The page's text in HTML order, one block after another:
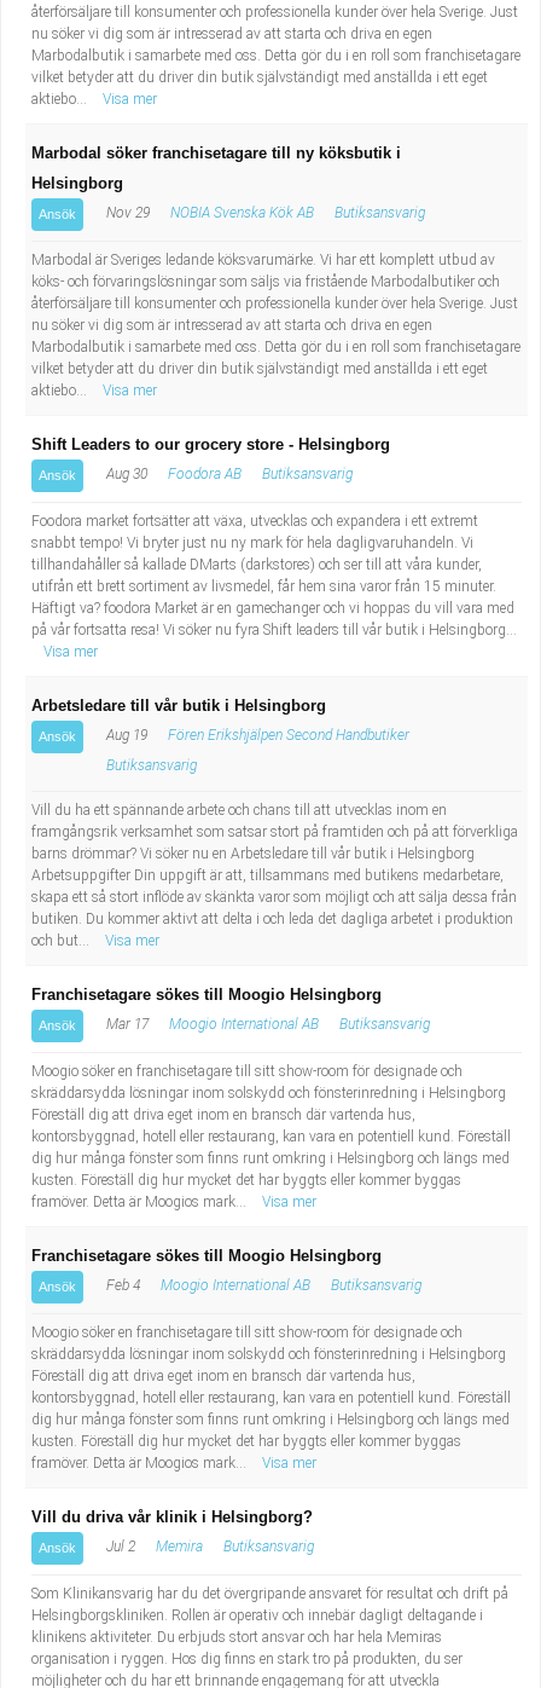
återförsäljare till konsumenter och professionella kunder över hela Sverige. Just
nu söker vi dig som är intresserad av att starta och driva en egen
Marbodalbutik i samarbete med oss. Detta gör du i en roll som franchisetagare
vilket betyder att du driver din butik självständigt med anställda i ett eget
aktiebo...
Visa mer
Marbodal söker franchisetagare till ny köksbutik i
Helsingborg
Ansök Nov 29 NOBIA Svenska Kök AB Butiksansvarig
Marbodal är Sveriges ledande köksvarumärke. Vi har ett komplett utbud av
köks- och förvaringslösningar som säljs via fristående Marbodalbutiker och
återförsäljare till konsumenter och professionella kunder över hela Sverige. Just
nu söker vi dig som är intresserad av att starta och driva en egen
Marbodalbutik i samarbete med oss. Detta gör du i en roll som franchisetagare
vilket betyder att du driver din butik självständigt med anställda i ett eget
aktiebo...
Visa mer
Shift Leaders to our grocery store - Helsingborg
Ansök Aug 30 Foodora AB Butiksansvarig
Foodora market fortsätter att växa, utvecklas och expandera i ett extremt
snabbt tempo! Vi bryter just nu ny mark för hela dagligvaruhandeln. Vi
tillhandahåller så kallade DMarts (darkstores) och ser till att våra kunder,
utifrån ett brett sortiment av livsmedel, får hem sina varor från 15 minuter.
Häftigt va? foodora Market är en gamechanger och vi hoppas du vill vara med
på vår fortsatta resa! Vi söker nu fyra Shift leaders till vår butik i Helsingborg...
Visa mer
Arbetsledare till vår butik i Helsingborg
Ansök Aug 19
Fören Erikshjälpen Second Handbutiker
Butiksansvarig
Vill du ha ett spännande arbete och chans till att utvecklas inom en
framgångsrik verksamhet som satsar stort på framtiden och på att förverkliga
barns drömmar? Vi söker nu en Arbetsledare till vår butik i Helsingborg
Arbetsuppgifter Din uppgift är att, tillsammans med butikens medarbetare,
skapa ett så stort inflöde av skänkta varor som möjligt och att sälja dessa från
butiken. Du kommer aktivt att delta i och leda det dagliga arbetet i produktion
och but...
Visa mer
Franchisetagare sökes till Moogio Helsingborg
Ansök Mar 17 Moogio International AB Butiksansvarig
Moogio söker en franchisetagare till sitt show-room för designade och
skräddarsydda lösningar inom solskydd och fönsterinredning i Helsingborg
Föreställ dig att driva eget inom en bransch där vartenda hus,
kontorsbyggnad, hotell eller restaurang, kan vara en potentiell kund. Föreställ
dig hur många fönster som finns runt omkring i Helsingborg och längs med
kusten. Föreställ dig hur mycket det har byggts eller kommer byggas
framöver. Detta är Moogios mark...
Visa mer
Franchisetagare sökes till Moogio Helsingborg
Ansök Feb 4 Moogio International AB Butiksansvarig
Moogio söker en franchisetagare till sitt show-room för designade och
skräddarsydda lösningar inom solskydd och fönsterinredning i Helsingborg
Föreställ dig att driva eget inom en bransch där vartenda hus,
kontorsbyggnad, hotell eller restaurang, kan vara en potentiell kund. Föreställ
dig hur många fönster som finns runt omkring i Helsingborg och längs med
kusten. Föreställ dig hur mycket det har byggts eller kommer byggas
framöver. Detta är Moogios mark...
Visa mer
Vill du driva vår klinik i Helsingborg?
Ansök Jul 2 Memira Butiksansvarig
Som Klinikansvarig har du det övergripande ansvaret för resultat och drift på
Helsingborgskliniken. Rollen är operativ och innebär dagligt deltagande i
klinikens aktiviteter. Du erbjuds stort ansvar och har hela Memiras
organisation i ryggen. Hos dig finns en stark tro på produkten, du ser
möjligheter och du har ett brinnande engagemang för att utveckla